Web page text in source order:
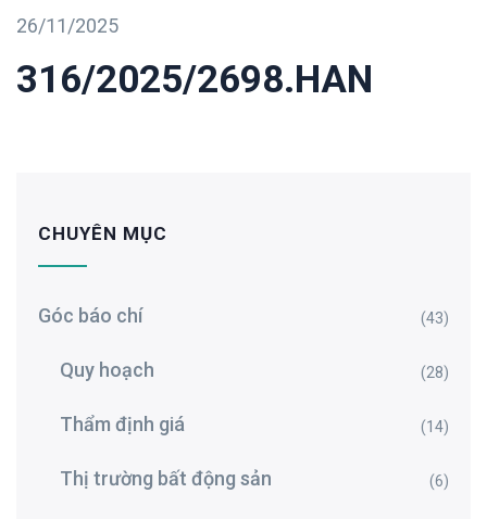
26/11/2025
316/2025/2698.HAN
CHUYÊN MỤC
Góc báo chí (43)
Quy hoạch (28)
Thẩm định giá (14)
Thị trường bất động sản (6)